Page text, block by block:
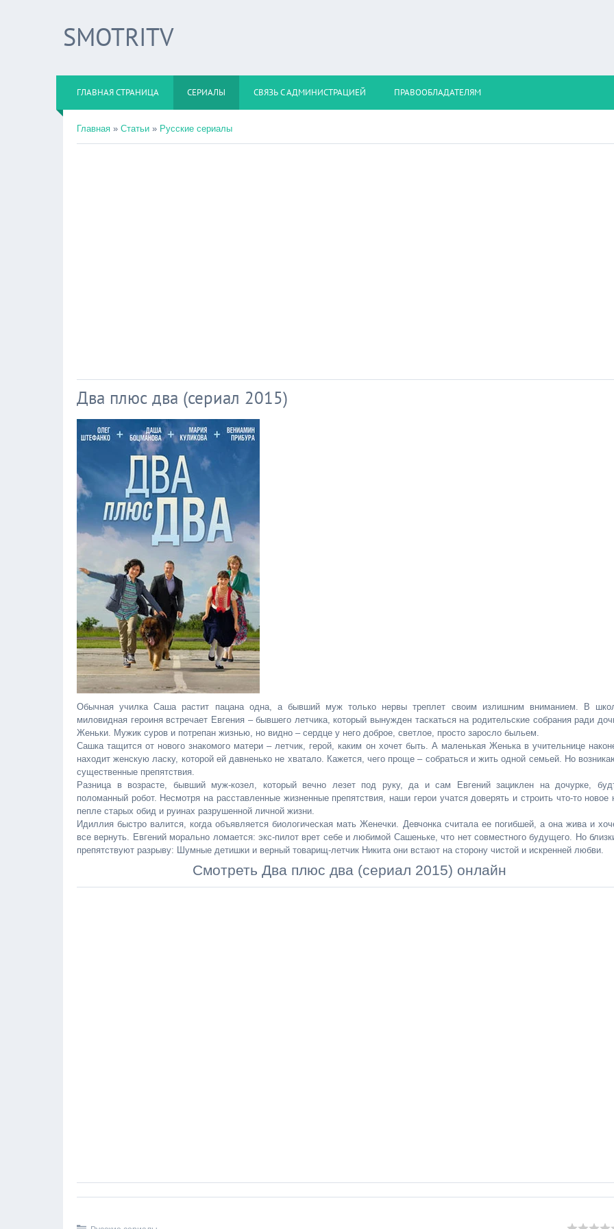
SMOTRITV
ГЛАВНАЯ СТРАНИЦА СЕРИАЛЫ СВЯЗЬ С АДМИНИСТРАЦИЕЙ ПРАВООБЛАДАТЕЛЯМ
Главная » Статьи » Русские сериалы
Два плюс два (сериал 2015)
Обычная училка Саша растит пацана одна, а бывший муж только нервы треплет своим излишним вниманием. В
миловидная героиня встречает Евгения – бывшего летчика, который вынужден таскаться на родительские собрания ради
Женьки. Мужик суров и потрепан жизнью, но видно – сердце у него доброе, светлое, просто заросло быльем.
Сашка тащится от нового знакомого матери – летчик, герой, каким он хочет быть. А маленькая Женька в учительнице
находит женскую ласку, которой ей давненько не хватало. Кажется, чего проще – собраться и жить одной семьей. Но
существенные препятствия.
Разница в возрасте, бывший муж-козел, который вечно лезет под руку, да и сам Евгений зациклен на дочурке,
поломанный робот. Несмотря на расставленные жизненные препятствия, наши герои учатся доверять и строить что-то новое
пепле старых обид и руинах разрушенной личной жизни.
Идиллия быстро валится, когда объявляется биологическая мать Женечки. Девчонка считала ее погибшей, а она жива и
все вернуть. Евгений морально ломается: экс-пилот врет себе и любимой Сашеньке, что нет совместного будущего. Но
препятствуют разрыву: Шумные детишки и верный товарищ-летчик Никита они встают на сторону чистой и искренней любви.
Смотреть Два плюс два (сериал 2015) онлайн